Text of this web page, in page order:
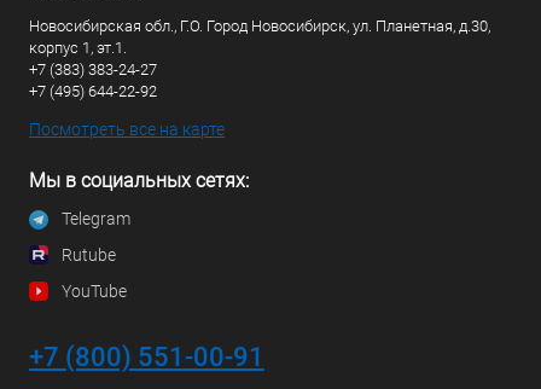
Новосибирская обл., Г.О. Город Новосибирск, ул. Планетная, д.30,
корпус 1, эт.1.
+7 (383) 383-24-27
+7 (495) 644-22-92
Посмотреть все на карте
Мы в социальных сетях:
Telegram
Rutube
YouTube
+7 (800) 551-00-91